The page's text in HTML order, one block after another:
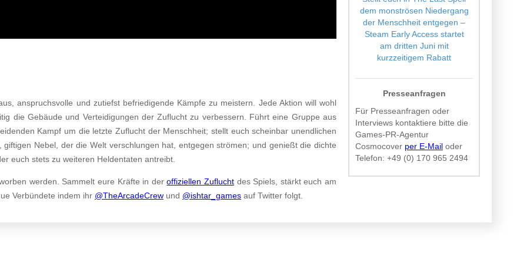
anspruchsvolle und zutiefst befriedigende Kämpfe zu meistern. Jede Aktion will wohl
die Gebäude und Verteidigungen der Zuflucht zu verbessern. Führt eine Gruppe aus
Kampf um die letzte Zuflucht der Menschheit; stellt euch scheinbar unendlichen
Nebel, der die Welt verschlungen hat, entgegen strömen; und genießt die dichte
euch stets zu weiteren Heldentaten antreibt.
werden. Sammelt eure Kräfte in deroffiziellen Zufluchtdes Spiels, stärkt euch am
Verbündete indem ihr @TheArcadeCrew und @ishtar_games auf Twitter folgt.
dem monströsen Niedergang
der Menschheit entgegen –
Steam Early Access startet
am dritten Juni mit
kurzzeitigem Rabatt
Presseanfragen
Für Presseanfragen oder
Interviews kontaktiere bitte die
Games-PR-Agentur
Cosmocover per E-Mail oder
Telefon: +49 (0) 170 965 2494